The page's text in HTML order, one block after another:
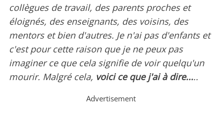
collègues de travail, des parents proches et
éloignés, des enseignants, des voisins, des
mentors et bien d'autres. Je n'ai pas d'enfants et
c'est pour cette raison que je ne peux pas
imaginer ce que cela signifie de voir quelqu'un
mourir. Malgré cela, voici ce que j'ai à dire.....
Advertisement